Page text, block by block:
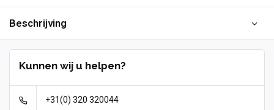
Beschrijving
Kunnen wij u helpen?
+31(0) 320 320044